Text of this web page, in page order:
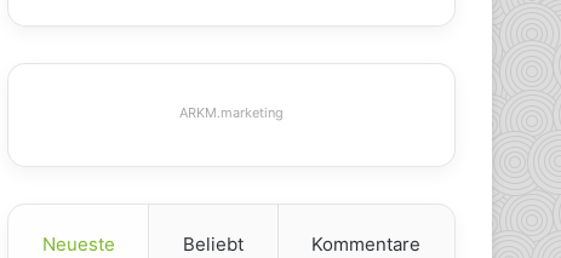
ARKM.marketing
Neueste Beliebt Kommentare